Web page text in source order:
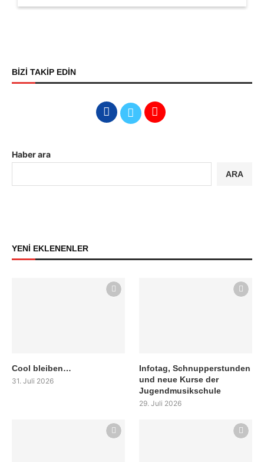
BİZİ TAKİP EDİN
Haber ara
ARA
YENİ EKLENENLER
Cool bleiben…
31. Juli 2026
Infotag, Schnupperstunden
und neue Kurse der
Jugendmusikschule
29. Juli 2026